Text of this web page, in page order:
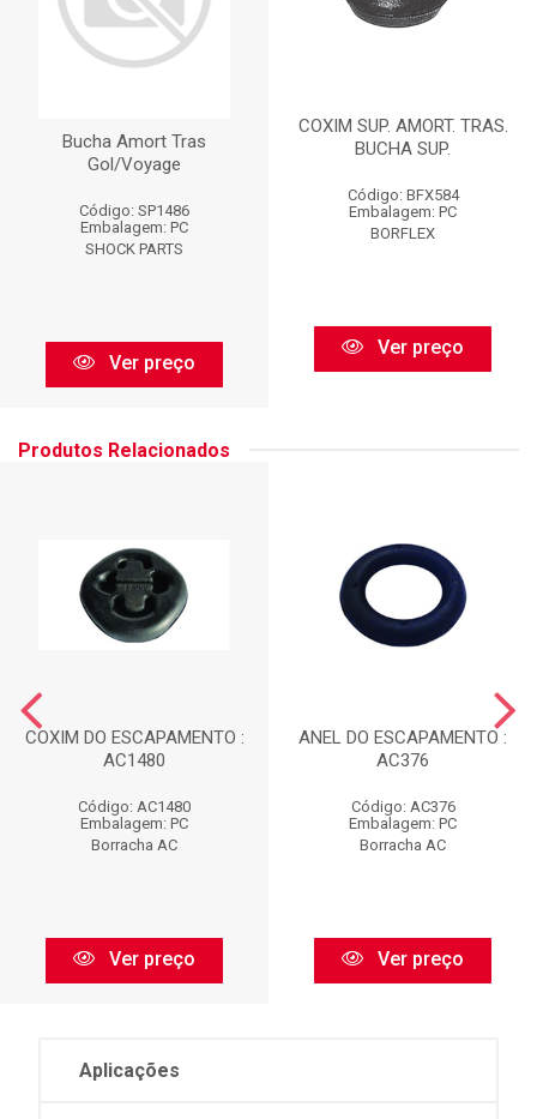
Bucha Amort Tras
Gol/Voyage
Código: SP1486
Embalagem: PC
SHOCK PARTS
Ver preço
COXIM SUP. AMORT. TRAS.
BUCHA SUP.
Código: BFX584
Embalagem: PC
BORFLEX
Ver preço
Produtos Relacionados
COXIM DO ESCAPAMENTO :
AC1480
Código: AC1480
Embalagem: PC
Borracha AC
Ver preço
ANEL DO ESCAPAMENTO :
AC376
Código: AC376
Embalagem: PC
Borracha AC
Ver preço
Aplicações